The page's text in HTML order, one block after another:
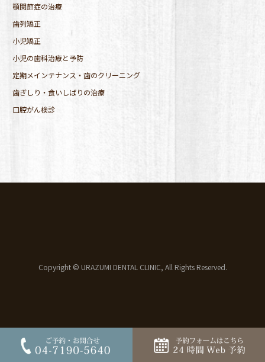
顎関節症の治療
歯列矯正
小児矯正
小児の歯科治療と予防
定期メインテナンス・歯のクリーニング
歯ぎしり・食いしばりの治療
口腔がん検診
Copyright © URAZUMI DENTAL CLINIC, All Rights Reserved.